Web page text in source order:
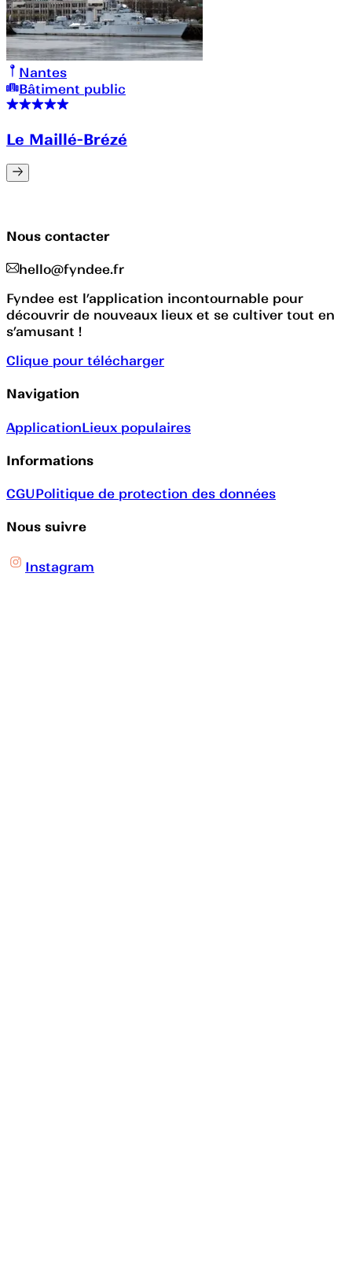
Nantes
Bâtiment public
Le Maillé-Brézé
Nous contacter
hello@fyndee.fr
Fyndee est l’application incontournable pour
découvrir de nouveaux lieux et se cultiver tout en
s’amusant !
Clique pour télécharger
Navigation
ApplicationLieux populaires
Informations
CGUPolitique de protection des données
Nous suivre
Instagram